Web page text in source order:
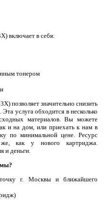
включает в себя:
тонером
позволяет значительно снизить
услуга обходится в несколько
материалов. Вы можете
и на дом, или приехать к нам в
по минимальной цене. Ресурс
же, как у нового картриджа.
и деньги.
г. Москвы и ближайшего